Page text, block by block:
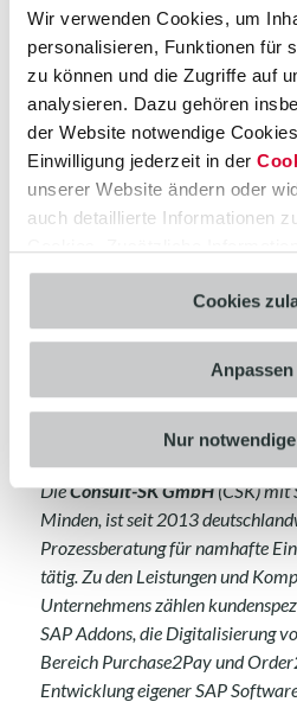
Wir verwenden Cookies, um
personalisieren, Funktionen für
zu können und die Zugriffe auf
analysieren. Dazu gehören
der Website notwendige
Einwilligung jederzeit in der
unserer Website ändern oder
auch detaillierte Informationen
Datenschutzerklärung.
Cookies
Anpassen
Nur
integrierte Gesamtlösungen zur
Komplexität von
umfassend und weitsichtig. Wir
von Strategie-, Prozess- und
innovative, zielorientierte und
rund 120 Mitarbeitern an 4
fachlichen Schwerpunkten für
Services, Industry und Retail
der SAP SE und seit 2007 IBM
die CAS AG detaillierte
Werkzeugen und Technologien
Mehr Informationen unter
DieConsult-SK GmbH(CSK) mit
Minden, ist seit 2013
Prozessberatung für namhafte
tätig. Zu den Leistungen und
Unternehmens zählen
SAP Addons, die Digitalisierung
Bereich Purchase2Pay und
Entwicklung eigener SAP